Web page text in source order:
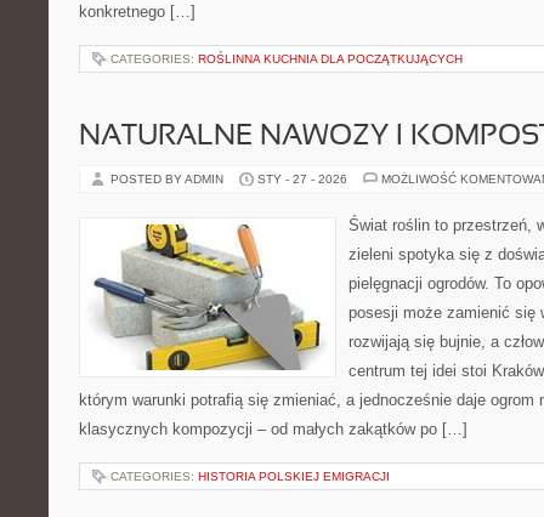
konkretnego […]
CATEGORIES: ROŚLINNA KUCHNIA DLA POCZĄTKUJĄCYCH
NATURALNE NAWOZY I
POSTED BY ADMIN STY - 27 - 2026 MOŻLIWOŚĆ
Świat roślin to przestrzeń,
zieleni spotyka się z
pielęgnacji ogrodów. To
posesji może zamienić się
rozwijają się bujnie, a
centrum tej idei stoi
którym warunki potrafią się zmieniać, a jednocześnie daje ogrom
klasycznych kompozycji – od małych zakątków po […]
CATEGORIES: HISTORIA POLSKIEJ EMIGRACJI